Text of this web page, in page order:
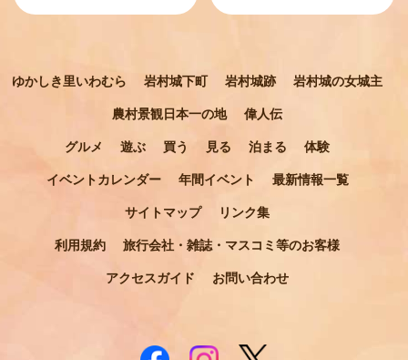
ゆかしき里いわむら 岩村城下町 岩村城跡 岩村城の女城主
農村景観日本一の地 偉人伝
グルメ 遊ぶ 買う 見る 泊まる 体験
イベントカレンダー 年間イベント 最新情報一覧
サイトマップ リンク集
利用規約 旅行会社・雑誌・マスコミ等のお客様
アクセスガイド お問い合わせ